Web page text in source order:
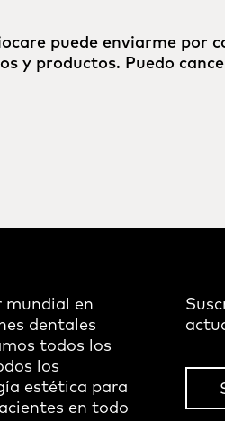
puede enviarme por
y productos. Puedo
mundial en
dentales
todos los
los
estética para
en todo